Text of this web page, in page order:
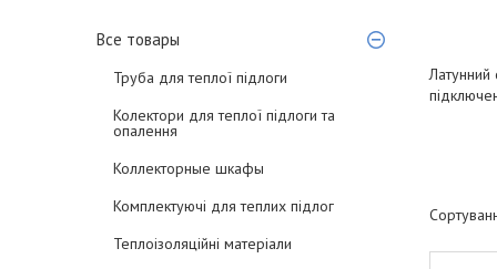
Все товары
Труба для теплої підлоги
Колектори для теплої підлоги та
опалення
Коллекторные шкафы
Комплектуючі для теплих підлог
Теплоізоляційні матеріали
Латунний